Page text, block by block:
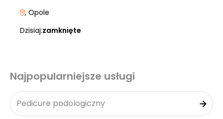
, Opole
Dzisiaj:zamknięte
Najpopularniejsze usługi
Pedicure podologiczny